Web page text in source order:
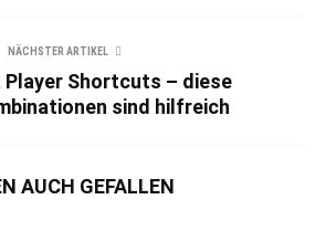
NÄCHSTER ARTIKEL
Player Shortcuts – diese
sind hilfreich
AUCH GEFALLEN